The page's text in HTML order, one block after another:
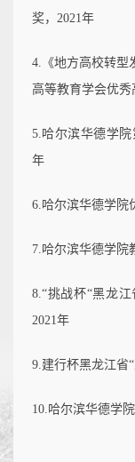
奖，2021年
4.《地方高校转型
高等教育学会优
5.哈尔滨华德学
年
6.哈尔滨华德学院
7.哈尔滨华德学院
8.“挑战杯“黑龙
2021年
9.建行杯黑龙江省
10.哈尔滨华德学